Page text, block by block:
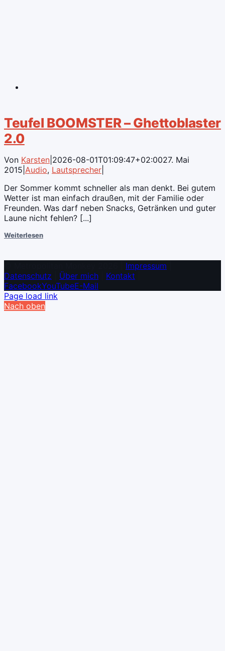
Teufel BOOMSTER – Ghettoblaster
2.0
Von Karsten 2026-08-01T01:09:47+02:0027. Mai
2015 Audio, Lautsprecher
Der Sommer kommt schneller als man denkt. Bei gutem
Wetter ist man einfach draußen, mit der Familie oder
Freunden. Was darf neben Snacks, Getränken und guter
Laune nicht fehlen? [...]
Weiterlesen
Impressum
Datenschutz
Über mich Kontakt
FacebookYouTubeE-Mail
Page load link
Nach oben